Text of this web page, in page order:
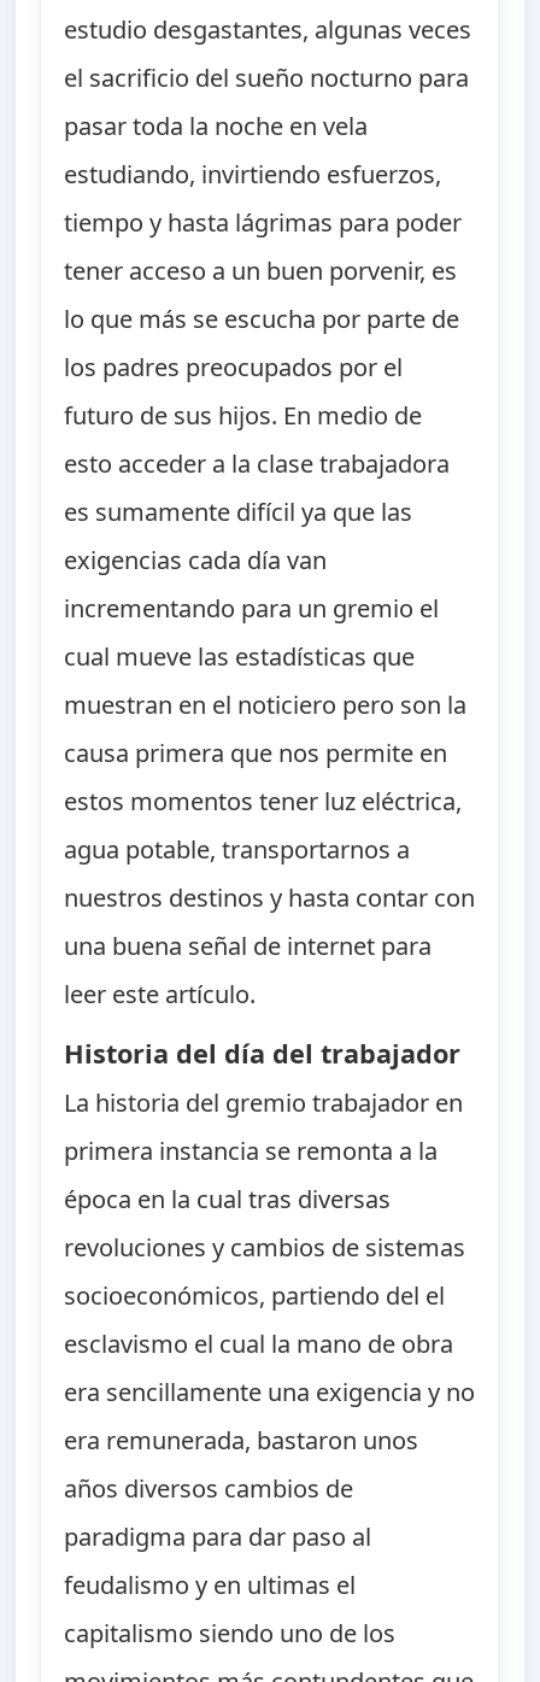
estudio desgastantes, algunas veces
el sacrificio del sueño nocturno para
pasar toda la noche en vela
estudiando, invirtiendo esfuerzos,
tiempo y hasta lágrimas para poder
tener acceso a un buen porvenir, es
lo que más se escucha por parte de
los padres preocupados por el
futuro de sus hijos. En medio de
esto acceder a la clase trabajadora
es sumamente difícil ya que las
exigencias cada día van
incrementando para un gremio el
cual mueve las estadísticas que
muestran en el noticiero pero son la
causa primera que nos permite en
estos momentos tener luz eléctrica,
agua potable, transportarnos a
nuestros destinos y hasta contar con
una buena señal de internet para
leer este artículo.
Historia del día del trabajador
La historia del gremio trabajador en
primera instancia se remonta a la
época en la cual tras diversas
revoluciones y cambios de sistemas
socioeconómicos, partiendo del el
esclavismo el cual la mano de obra
era sencillamente una exigencia y no
era remunerada, bastaron unos
años diversos cambios de
paradigma para dar paso al
feudalismo y en ultimas el
capitalismo siendo uno de los